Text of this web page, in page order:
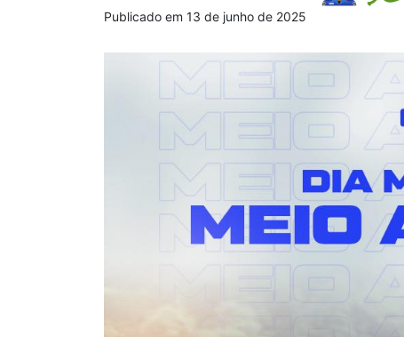
Publicado em 13 de junho de 2025